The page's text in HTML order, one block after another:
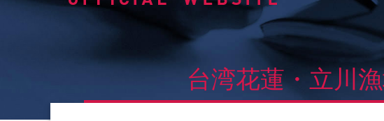
台湾花蓮・立川